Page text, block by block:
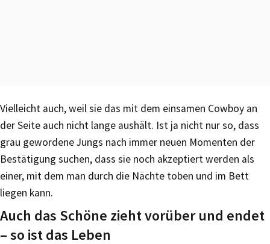
Vielleicht auch, weil sie das mit dem einsamen Cowboy an
der Seite auch nicht lange aushält. Ist ja nicht nur so, dass
grau gewordene Jungs nach immer neuen Momenten der
Bestätigung suchen, dass sie noch akzeptiert werden als
einer, mit dem man durch die Nächte toben und im Bett
liegen kann.
Auch das Schöne zieht vorüber und endet
– so ist das Leben